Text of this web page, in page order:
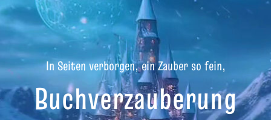
In Seiten verborgen, ein Zauber so fein,
Buchverzauberung